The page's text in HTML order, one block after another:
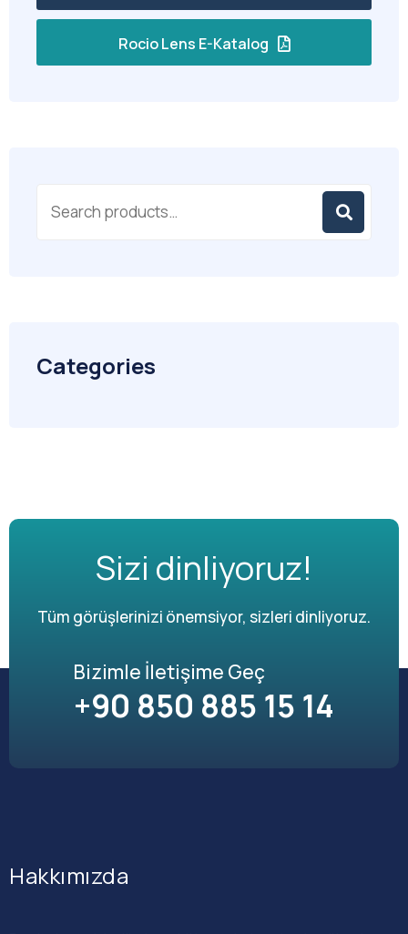
Rocio Lens E-Katalog
Categories
Sizi dinliyoruz!
Tüm görüşlerinizi önemsiyor, sizleri dinliyoruz.
Bizimle İletişime Geç
+90 850 885 15 14
Hakkımızda